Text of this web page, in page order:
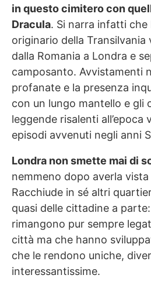
in questo cimitero con
Dracula. Si narra infatti che
originario della
dalla Romania a Londra e
camposanto. Avvistamenti
profanate e la presenza
con un lungo mantello e gli
leggende risalenti all’epoca
episodi avvenuti negli anni
Londra non smette mai di
nemmeno dopo averla
Racchiude in sé altri
quasi delle cittadine a
rimangono pur sempre
città ma che hanno
che le rendono uniche,
interessantissime.